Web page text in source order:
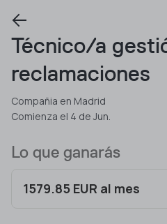
Técnico/a
reclamaciones
Compañia en Madrid
Comienza el 4 de Jun.
Lo que ganarás
1579.85 EUR al mes